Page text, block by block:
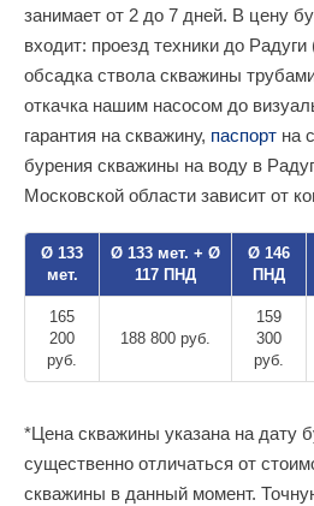
занимает от 2 до 7 дней. В цену
входит: проезд техники до
обсадка ствола скважины
откачка нашим насосом до
гарантия на скважину, паспорт на
бурения скважины на воду в
Московской области зависит от
Ø 133
мет.
Ø 133 мет. + Ø
117 ПНД
Ø 146
ПНД
165
200
руб.
188 800 руб.
159
300
руб.
*Цена скважины указана на дату
существенно отличаться от
скважины в данный момент.